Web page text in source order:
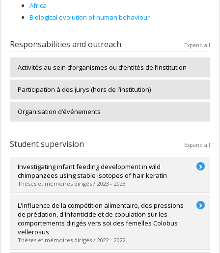
Africa
Biological evolution of human behaviour
Responsabilities and outreach Expand all
Activités au sein d’organismes ou d’entités de l’institution
Participation à des jurys (hors de l’institution)
Organisation d’événements
Student supervision Expand all
Investigating infant feeding development in wild
chimpanzees using stable isotopes of hair keratin
Thèses et mémoires dirigés / 2023 - 2023
Graduate :Curteanu, Cassandra
Cycle :Master's
Grade :M. Sc.
Lien vers le document dans Papyrus
L'influence de la compétition alimentaire, des pressions
de prédation, d'infanticide et de copulation sur les
comportements dirigés vers soi des femelles Colobus
vellerosus
Thèses et mémoires dirigés / 2022 - 2022